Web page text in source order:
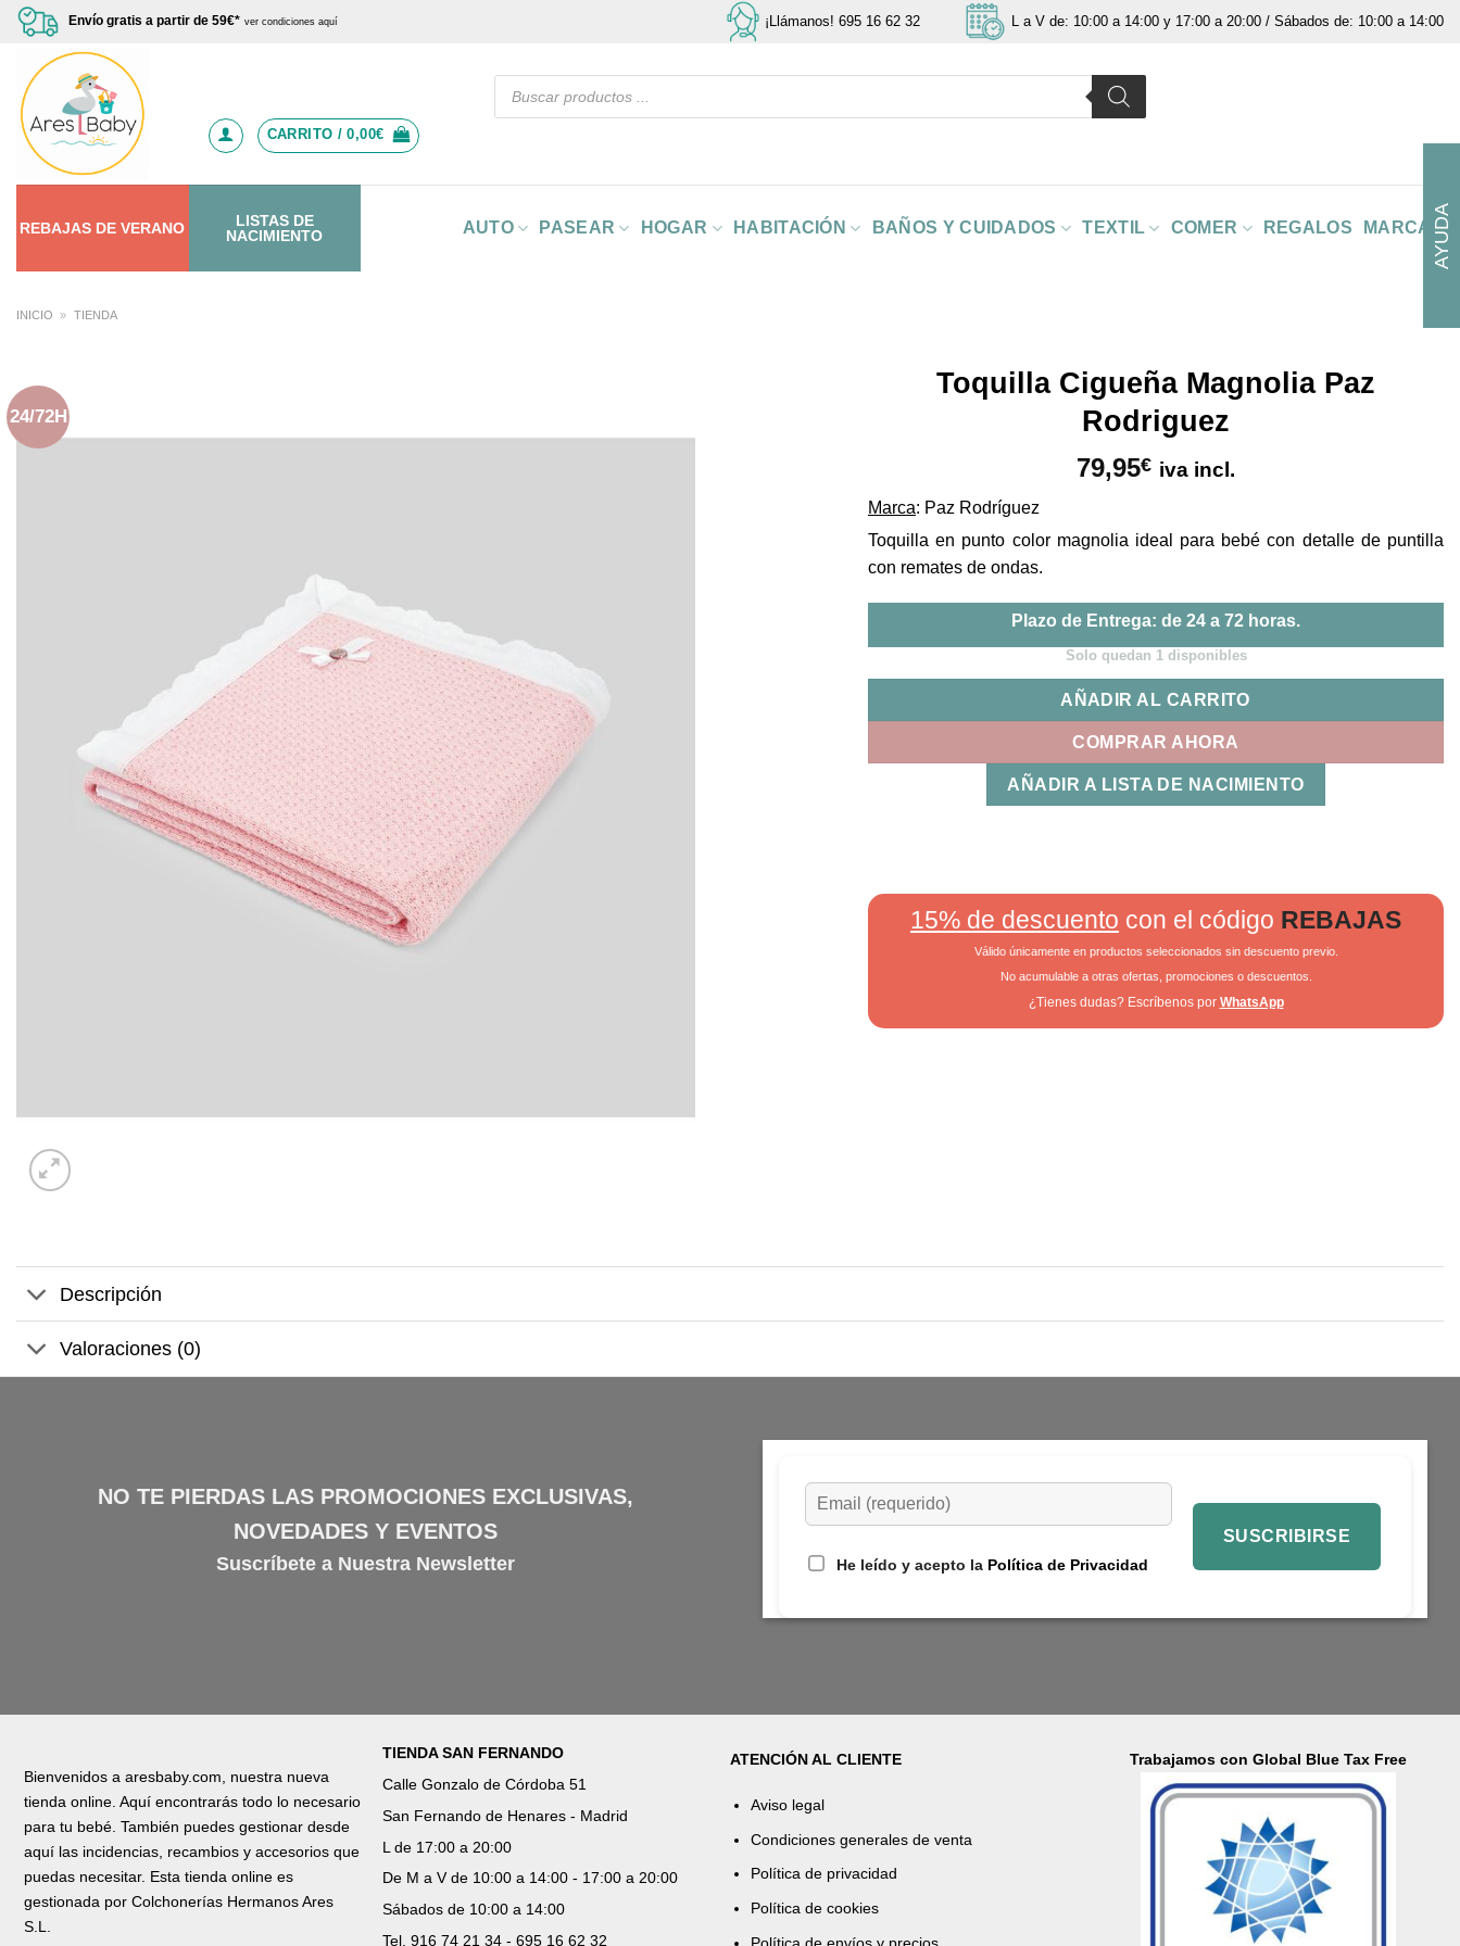
Saltar
contenido
Envío gratis a partir de 59€* ver condiciones aquí ¡Llámanos! 695 16 62 32 L a V de: 10:00 a 14:00 y 17:00 a 20:00 / Sábados de: 10:00 a 14:00
Búsqueda
CARRITO /0,00€
REBAJAS DEVERANO
LISTAS DE
NACIMIENTO
AUTO PASEAR HOGAR HABITACIÓN BAÑOS Y CUIDADOS TEXTIL COMER REGALOS MARCAS
INICIO » TIENDA
24/72H
Toquilla Cigueña Magnolia Paz
Rodriguez
79,95€ iva incl.
Marca: Paz Rodríguez
Toquilla en punto color magnolia ideal para bebé con detalle de puntilla
con remates de ondas.
Plazo de Entrega: de 24 a 72 horas.
Solo quedan 1 disponibles
AÑADIR AL CARRITO
COMPRAR AHORA
AÑADIR A LISTA DE NACIMIENTO
15% de descuento con el código REBAJAS
Válido únicamente en productos seleccionados sin descuento previo.
No acumulable a otras ofertas, promociones o descuentos.
¿Tienes dudas? Escríbenos por WhatsApp
Descripción
Valoraciones (0)
NO TE PIERDAS LAS PROMOCIONES EXCLUSIVAS,
NOVEDADES Y EVENTOS
Suscríbete a Nuestra Newsletter He leído y acepto la Política de Privacidad
Bienvenidos a aresbaby.com, nuestra nueva
tienda online. Aquí encontrarás todo lo necesario
para tu bebé. También puedes gestionar desde
aquí las incidencias, recambios y accesorios que
puedas necesitar. Esta tienda online es
gestionada por Colchonerías Hermanos Ares
S.L.
TIENDA SAN FERNANDO
Calle Gonzalo de Córdoba 51
San Fernando de Henares - Madrid
L de 17:00 a 20:00
De M a V de 10:00 a 14:00 - 17:00 a 20:00
Sábados de 10:00 a 14:00
Tel. 916 74 21 34 - 695 16 62 32
ATENCIÓN AL CLIENTE
Aviso legal
Condiciones generales de venta
Política de privacidad
Política de cookies
Política de envíos y precios
Trabajamos con Global Blue Tax Free
AYUDA